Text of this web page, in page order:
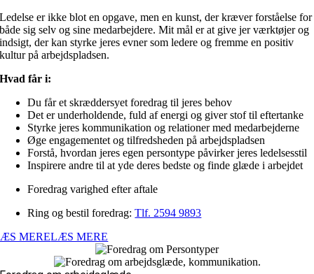
Ledelse er ikke blot en opgave, men en kunst, der kræver forståelse for
både sig selv og sine medarbejdere. Mit mål er at give jer værktøjer og
indsigt, der kan styrke jeres evner som ledere og fremme en positiv
kultur på arbejdspladsen.
Hvad får i:
Du får et skræddersyet foredrag til jeres behov
Det er underholdende, fuld af energi og giver stof til eftertanke
Styrke jeres kommunikation og relationer med medarbejderne
Øge engagementet og tilfredsheden på arbejdspladsen
Forstå, hvordan jeres egen persontype påvirker jeres ledelsesstil
Inspirere andre til at yde deres bedste og finde glæde i arbejdet
Foredrag varighed efter aftale
Ring og bestil foredrag:Tlf. 2594 9893
MERELÆS MERE